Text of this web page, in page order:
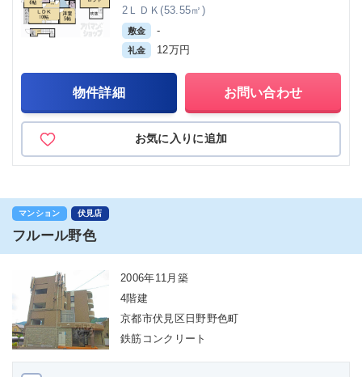
2ＬＤＫ(53.55㎡)
敷金 -
礼金 12万円
物件詳細 お問い合わせ
お気に入りに追加
マンション 伏見店
フルール野色
2006年11月築
4階建
京都市伏見区日野野色町
鉄筋コンクリート